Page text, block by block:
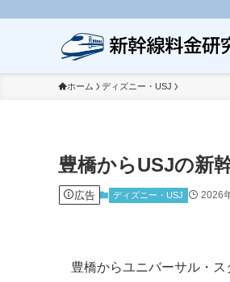
ホーム ディズニー・USJ
豊橋からUSJの新
広告 ディズニー・USJ 2026
豊橋からユニバーサル・